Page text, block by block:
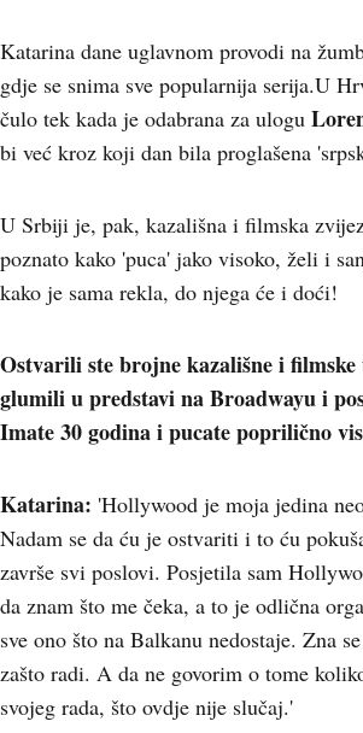
Katarina dane uglavnom provodi na
gdje se snima sve popularnija serija.U
čulo tek kada je odabrana za ulogu
bi već kroz koji dan bila proglašena
U Srbiji je, pak, kazališna i filmska
poznato kako 'puca' jako visoko, želi i
kako je sama rekla, do njega će i doći!
Ostvarili ste brojne kazališne i
glumili u predstavi na Broadwayu i
Imate 30 godina i pucate poprilično
Katarina: 'Hollywood je moja jedina
Nadam se da ću je ostvariti i to ću
završe svi poslovi. Posjetila sam
da znam što me čeka, a to je odlična
sve ono što na Balkanu nedostaje. Zna
zašto radi. A da ne govorim o tome
svojeg rada, što ovdje nije slučaj.'